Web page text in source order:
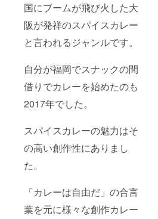
国にブームが飛び火した大
阪が発祥のスパイスカレー
と言われるジャンルです。
自分が福岡でスナックの間
借りでカレーを始めたのも
2017年でした。
スパイスカレーの魅力はそ
の高い創作性にありまし
た。
「カレーは自由だ」の合言
葉を元に様々な創作カレー